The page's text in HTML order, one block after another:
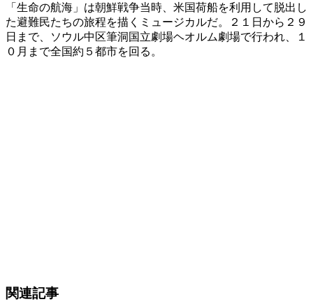
「生命の航海」は朝鮮戦争当時、米国荷船を利用して脱出し
た避難民たちの旅程を描くミュージカルだ。２１日から２９
日まで、ソウル中区筆洞国立劇場ヘオルム劇場で行われ、１
０月まで全国約５都市を回る。
関連記事